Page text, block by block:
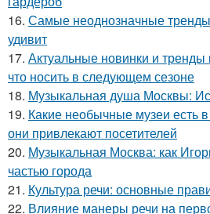
16. Самые неоднозначные тренды
удивит
17. Актуальные новинки и
что носить в следующем сезоне
18. Музыкальная душа Москвы:
19. Какие необычные музеи есть
они привлекают посетителей
20. Музыкальная Москва: как
частью города
21. Культура речи: основные
22. Влияние манеры речи на